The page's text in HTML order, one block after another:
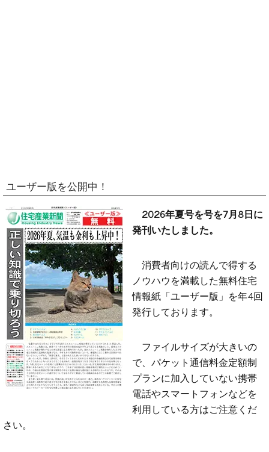
ユーザー版を公開中！
2026年夏号を号を7月8日に
発刊いたしました。
消費者向けの読んで得する
ノウハウを満載した無料住宅
情報紙「ユーザー版」を年4回
発行しております。
ファイルサイズが大きいの
で、パケット通信料金定額制
プランに加入していない携帯
電話やスマートフォンなどを
利用している方はご注意くだ
さい。